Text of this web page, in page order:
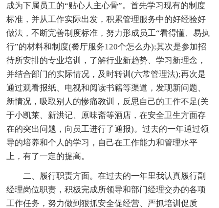
成为下属员工的“贴心人主心骨”。首先学习现有的制度
标准，并从工作实际出发，积累管理服务中的好经验好
做法，不断完善制度标准，努力形成员工“看得懂、易执
行”的材料和制度(餐厅服务120个怎么办);其次是参加招
待所安排的专业培训，了解行业新趋势、学习新理念，
并结合部门的实际情况，及时转训(六常管理法);再次是
通过观看报纸、电视和阅读书籍等渠道，发现新问题、
新情况，吸取别人的惨痛教训，反思自己的工作不足(关
于小凯莱、新洪记、原味斋等酒店，在安全卫生方面存
在的突出问题，向员工进行了通报)。过去的一年通过领
导的培养和个人的学习，自己在工作能力和管理水平
上，有了一定的提高。
二、履行职责方面。在过去的一年里我认真履行副
经理岗位职责，积极完成所领导和部门经理交办的各项
工作任务，努力做到狠抓安全促经营、严抓培训促质